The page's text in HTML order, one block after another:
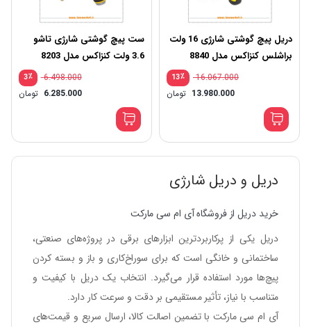
دریل پیچ گوشتی شارژی 16 ولت
براشلس کنزاکس مدل 8840
٪13
16.067.000
13.980.000 تومان
ست پیچ گوشتی شارژی تاشو
3.6 ولت کنزاکس مدل 8203
٪3
6.498.000
6.285.000 تومان
دریل و دریل شارژی
خرید دریل از فروشگاه آی ام سی مارکت
دریل یکی از پرکاربردترین ابزارهای برقی در پروژه‌های صنعتی،
ساختمانی و خانگی است که برای سوراخ‌کاری و باز و بسته کردن
پیچ‌ها مورد استفاده قرار می‌گیرد. انتخاب یک دریل با کیفیت و
متناسب با نیاز، تأثیر مستقیمی بر دقت و سرعت کار دارد.
آی ام سی مارکت با تضمین اصالت کالا، ارسال سریع و قیمت‌های